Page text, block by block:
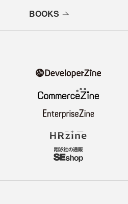
BOOKS